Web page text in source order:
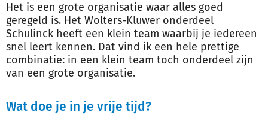
Het is een grote organisatie waar alles goed
geregeld is. Het Wolters-Kluwer onderdeel
Schulinck heeft een klein team waarbij je iedereen
snel leert kennen. Dat vind ik een hele prettige
combinatie: in een klein team toch onderdeel zijn
van een grote organisatie.
Wat doe je in je vrije tijd?